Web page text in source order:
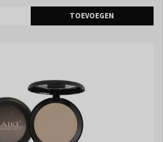
TOEVOEGEN